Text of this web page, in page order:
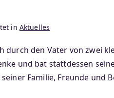
in Aktuelles
den Vater von zwei
und bat stattdessen
Familie, Freunde und